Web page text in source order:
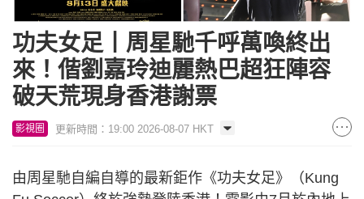
功夫女足丨周星馳千呼萬喚終出
來！偕劉嘉玲迪麗熱巴超狂陣容
破天荒現身香港謝票
影視圈 更新時間：19:00 2026-08-07 HKT
由周星馳自編自導的最新鉅作《功夫女足》（Kung